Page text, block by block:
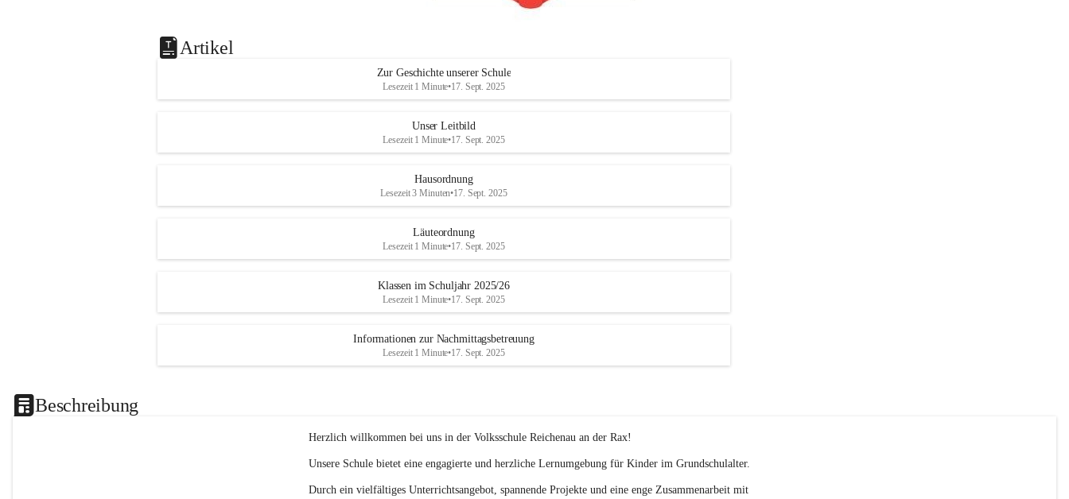
Artikel
Zur Geschichte unserer Schule
Lesezeit 1 Minute•17. Sept. 2025
Unser Leitbild
Lesezeit 1 Minute•17. Sept. 2025
Hausordnung
Lesezeit 3 Minuten•17. Sept. 2025
Läuteordnung
Lesezeit 1 Minute•17. Sept. 2025
Klassen im Schuljahr 2025/26
Lesezeit 1 Minute•17. Sept. 2025
Informationen zur Nachmittagsbetreuung
Lesezeit 1 Minute•17. Sept. 2025
Beschreibung
Herzlich willkommen bei uns in der Volksschule Reichenau an der Rax!
Unsere Schule bietet eine engagierte und herzliche Lernumgebung für Kinder im Grundschulalter.
Durch ein vielfältiges Unterrichtsangebot, spannende Projekte und eine enge Zusammenarbeit mit